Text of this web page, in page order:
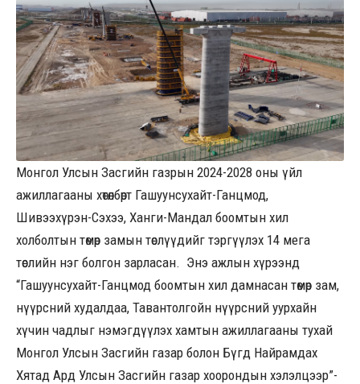
Монгол Улсын Засгийн газрын 2024-2028 оны үйл
ажиллагааны хөтөлбөрт Гашуунсухайт-Ганцмод,
Шивээхүрэн-Сэхээ, Ханги-Мандал боомтын хил
холболтын төмөр замын төслүүдийг тэргүүлэх 14 мега
төслийн нэг болгон зарласан. Энэ ажлын хүрээнд
“Гашуунсухайт-Ганцмод боомтын хил дамнасан төмөр зам,
нүүрсний худалдаа, Тавантолгойн нүүрсний уурхайн
хүчин чадлыг нэмэгдүүлэх хамтын ажиллагааны тухай
Монгол Улсын Засгийн газар болон Бүгд Найрамдах
Хятад Ард Улсын Засгийн газар хоорондын хэлэлцээр”-